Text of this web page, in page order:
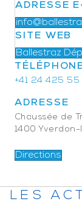
ADRESSE
SITE WEB
Ballestraz
+41 24 425 55
ADRESSE
Chaussée de
1400
Directions
LES